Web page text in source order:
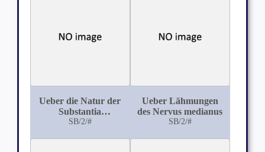
Ueber die Natur der
Substantia
granulofilamentosa
SB/2/#
Ueber Lähmungen
des Nervus medianus
SB/2/#